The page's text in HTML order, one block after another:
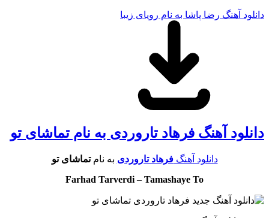
دانلود آهنگ رضا پاشا به نام رویای زیبا
دانلود آهنگ فرهاد تاروردی به نام تماشای تو
دانلود آهنگفرهاد تاروردی به نامتماشای تو
Farhad Tarverdi – Tamashaye To